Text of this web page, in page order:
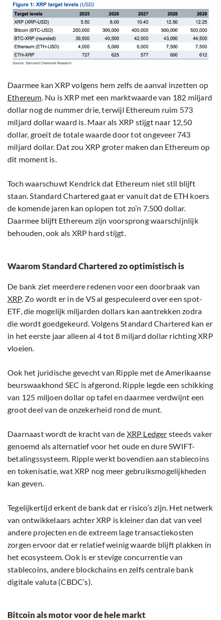
Daarmee kan XRP volgens hem zelfs de aanval inzetten op
Ethereum. Nu is XRP met een marktwaarde van 182 miljard
dollar nog de nummer drie, terwijl Ethereum ruim 573
miljard dollar waard is. Maar als XRP stijgt naar 12,50
dollar, groeit de totale waarde door tot ongeveer 743
miljard dollar. Dat zou XRP groter maken dan Ethereum op
dit moment is.
Toch waarschuwt Kendrick dat Ethereum niet stil blijft
staan. Standard Chartered gaat er vanuit dat de ETH koers
de komende jaren kan oplopen tot zo’n 7.500 dollar.
Daarmee blijft Ethereum zijn voorsprong waarschijnlijk
behouden, ook als XRP hard stijgt.
Waarom Standard Chartered zo optimistisch is
De bank ziet meerdere redenen voor een doorbraak van
XRP. Zo wordt er in de VS al gespeculeerd over een spot-
ETF, die mogelijk miljarden dollars kan aantrekken zodra
die wordt goedgekeurd. Volgens Standard Chartered kan er
in het eerste jaar alleen al 4 tot 8 miljard dollar richting XRP
vloeien.
Ook het juridische gevecht van Ripple met de Amerikaanse
beurswaakhond SEC is afgerond. Ripple legde een schikking
van 125 miljoen dollar op tafel en daarmee verdwijnt een
groot deel van de onzekerheid rond de munt.
Daarnaast wordt de kracht van de XRP Ledger steeds vaker
genoemd als alternatief voor het oude en dure SWIFT-
betalingssysteem. Ripple werkt bovendien aan stablecoins
en tokenisatie, wat XRP nog meer gebruiksmogelijkheden
kan geven.
Tegelijkertijd erkent de bank dat er risico’s zijn. Het netwerk
van ontwikkelaars achter XRP is kleiner dan dat van veel
andere projecten en de extreem lage transactiekosten
zorgen ervoor dat er relatief weinig waarde blijft plakken in
het ecosysteem. Ook is er stevige concurrentie van
stablecoins, andere blockchains en zelfs centrale bank
digitale valuta (CBDC’s).
Bitcoin als motor voor de hele markt